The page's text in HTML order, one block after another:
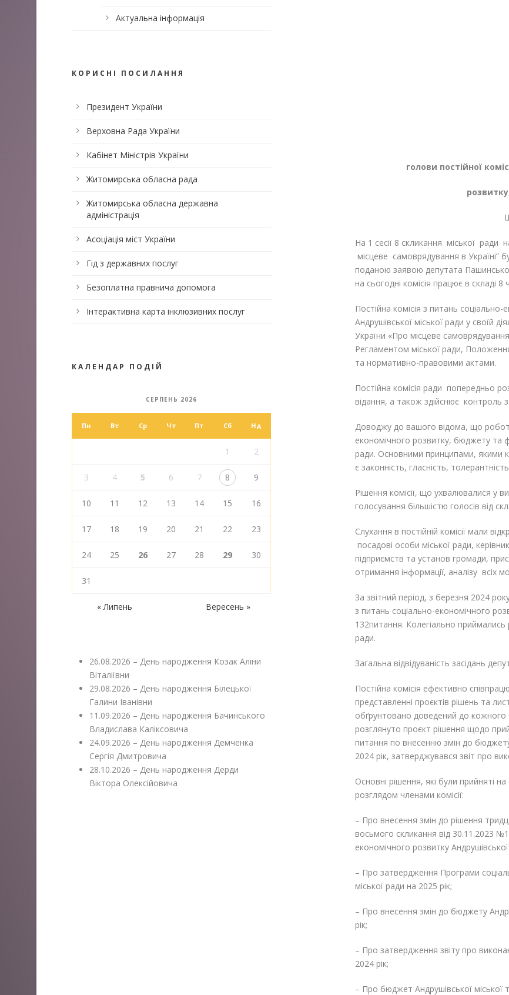
голови постійної
На 1 сесії 8 скликання міської ради
місцеве самоврядування в Україні”
поданою заявою депутата Пашинської
на сьогодні комісія працює в складі 8
Постійна комісія з питань
Андрушівської міської ради у своїй
України «Про місцеве
Регламентом міської ради,
та нормативно-правовими актами.
Постійна комісія ради попередньо
відання, а також здійснює контроль
Доводжу до вашого відома, що робота
економічного розвитку, бюджету та
ради. Основними принципами, якими
є законність, гласність,
Рішення комісії, що ухвалювалися у
голосування більшістю голосів від
Слухання в постійній комісії мали
посадові особи міської ради,
підприємств та установ громади,
отримання інформації, аналізу всіх
За звітний період, з березня 2024
з питань соціально-економічного
132питання. Колегіально приймались
ради.
Загальна відвідуваність засідань
Постійна комісія ефективно
представленні проєктів рішень та
обґрунтовано доведений до кожного
розглянуто проєкт рішення щодо
питання по внесенню змін до
2024 рік, затверджувався звіт про
Основні рішення, які були прийняті
розглядом членами комісії:
– Про внесення змін до рішення
восьмого скликання від 30.11.2023
економічного розвитку
– Про затвердження Програми
міської ради на 2025 рік;
– Про внесення змін до бюджету
рік;
– Про затвердження звіту про
2024 рік;
– Про бюджет Андрушівської міської
Актуальна інформація
КОРИСНІ ПОСИЛАННЯ
Президент України
Верховна Рада України
Кабінет Міністрів України
Житомирська обласна рада
Житомирська обласна державна
адміністрація
Асоціація міст України
Гід з державних послуг
Безоплатна правнича допомога
Інтерактивна карта інклюзивних послуг
КАЛЕНДАР ПОДІЙ
СЕРПЕНЬ 2026
Пн Вт Ср Чт Пт Сб Нд
1 2
3 4 5 6 7 8 9
10 11 12 13 14 15 16
17 18 19 20 21 22 23
24 25 26 27 28 29 30
31
« Липень Вересень »
26.08.2026 – День народження Козак Аліни
Віталіївни
29.08.2026 – День народження Білецької
Галини Іванівни
11.09.2026 – День народження Бачинського
Владислава Каліксовича
24.09.2026 – День народження Демченка
Сергія Дмитровича
28.10.2026 – День народження Дерди
Віктора Олексійовича